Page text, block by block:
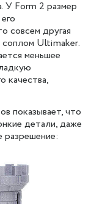
У Form 2 размер
совсем другая
соплом Ultimaker.
меньшее
качества,
показывает, что
детали, даже
разрешение: